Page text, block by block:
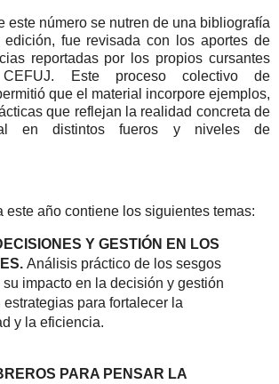
este número se nutren de una bibliografía
fue revisada con los aportes de
reportadas por los propios cursantes
Este proceso colectivo de
que el material incorpore ejemplos,
que reflejan la realidad concreta de
en distintos fueros y niveles de
este año contiene los siguientes temas:
Y GESTIÓN EN LOS
Análisis práctico de los sesgos
impacto en la decisión y gestión
para fortalecer la
y la eficiencia.
PARA PENSAR LA